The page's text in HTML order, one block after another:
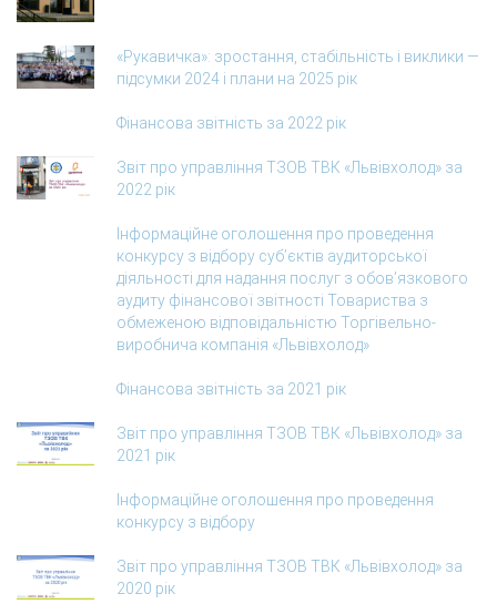
«Рукавичка»: зростання, стабільність і виклики —
підсумки 2024 і плани на 2025 рік
Фінансова звітність за 2022 рік
Звіт про управління ТЗОВ ТВК «Львівхолод» за
2022 рік
Інформаційне оголошення про проведення
конкурсу з відбору суб’єктів аудиторської
діяльності для надання послуг з обов’язкового
аудиту фінансової звітності Товариства з
обмеженою відповідальністю Торгівельно-
виробнича компанія «Львівхолод»
Фінансова звітність за 2021 рік
Звіт про управління ТЗОВ ТВК «Львівхолод» за
2021 рік
Інформаційне оголошення про проведення
конкурсу з відбору
Звіт про управління ТЗОВ ТВК «Львівхолод» за
2020 рік